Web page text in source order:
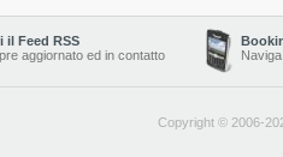
il Feed RSS
aggiornato ed in contatto
Copyright © 2006-